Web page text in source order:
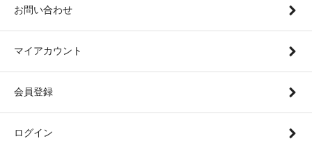
お問い合わせ
マイアカウント
会員登録
ログイン